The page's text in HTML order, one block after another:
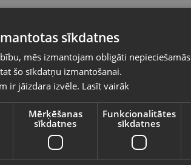
(Garantija 6 mēneši)
būs attēlots izvēlētajā valodā
sīkdatnes
mēs izmantojam obligāti
šo sīkdatņu izmantošanai.
ir jāizdara izvēle. Lasīt vairāk
Mērķēšanas
sīkdatnes
Funkcionalitātes
sīkdatnes